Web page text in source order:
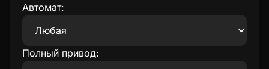
Автомат:
Полный привод: